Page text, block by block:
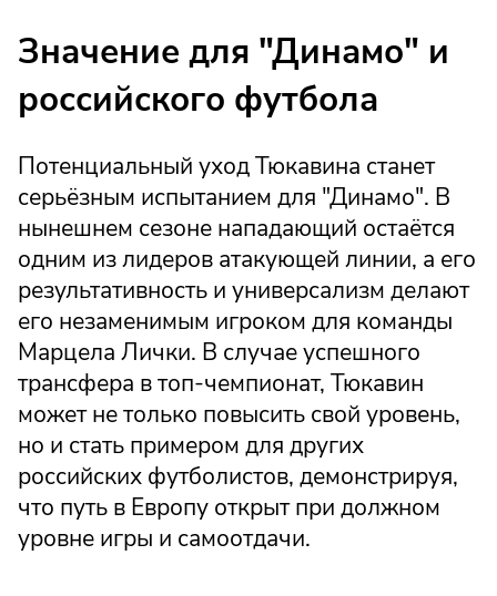
Значение для "Динамо" и
российского футбола
Потенциальный уход Тюкавина станет
серьёзным испытанием для "Динамо". В
нынешнем сезоне нападающий остаётся
одним из лидеров атакующей линии, а его
результативность и универсализм делают
его незаменимым игроком для команды
Марцела Лички. В случае успешного
трансфера в топ-чемпионат, Тюкавин
может не только повысить свой уровень,
но и стать примером для других
российских футболистов, демонстрируя,
что путь в Европу открыт при должном
уровне игры и самоотдачи.